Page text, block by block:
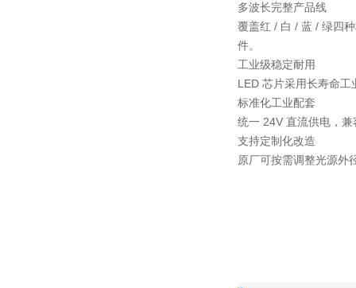
多波长完整产品线
覆盖红 / 白 / 蓝 / 绿四
件。
工业级稳定耐用
LED 芯片采用长寿命
标准化工业配套
统一 24V 直流供电，
支持定制化改造
原厂可按需调整光源外